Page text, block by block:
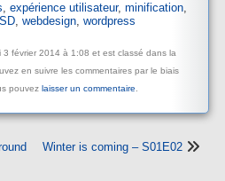
, expérience utilisateur, minification,
, webdesign, wordpress
février 2014 à 1:08 et est classé dans la
en suivre les commentaires par le biais
pouvez laisser un commentaire
Winter is coming – S01E02